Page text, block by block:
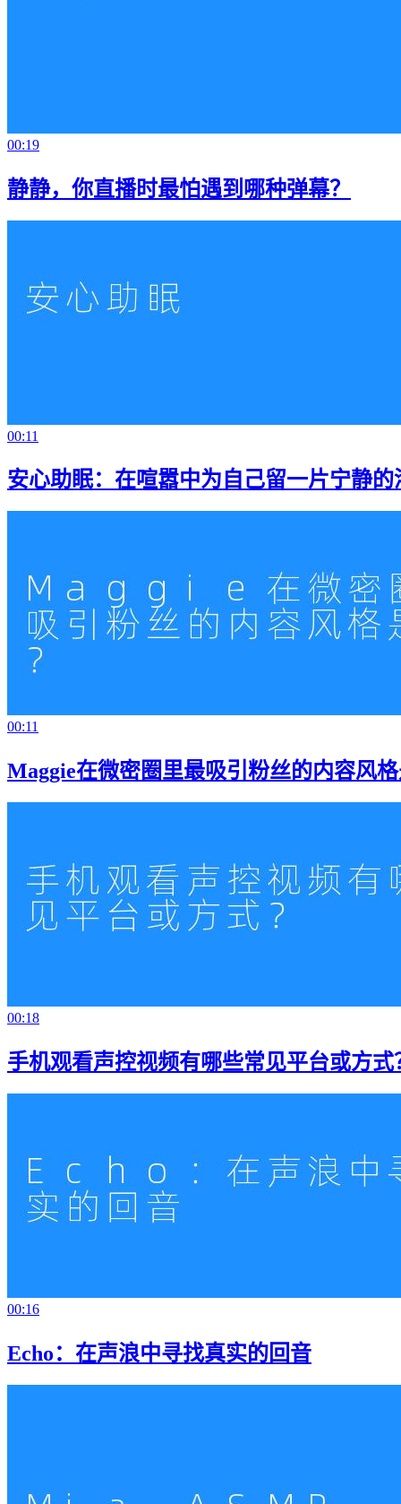
00:19
静静，你直播时最怕遇到哪种弹幕？
00:11
安心助眠：在喧嚣中为自己留一片宁静的
00:11
Maggie在微密圈里最吸引粉丝的内容风
00:18
手机观看声控视频有哪些常见平台或方式
00:16
Echo：在声浪中寻找真实的回音